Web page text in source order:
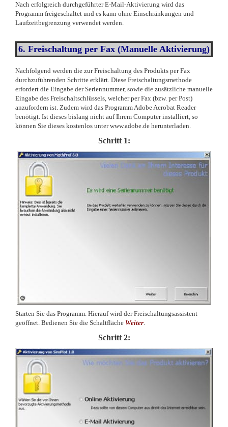
Nach erfolgreich durchgeführter E-Mail-Aktivierung wird das
Programm freigeschaltet und es kann ohne Einschränkungen und
Laufzeitbegrenzung verwendet werden.
6. Freischaltung per Fax (Manuelle Aktivierung)
Nachfolgend werden die zur Freischaltung des Produkts per Fax
durchzuführenden Schritte erklärt. Diese Freischaltungsmethode
erfordert die Eingabe der Seriennummer, sowie die zusätzliche manuelle
Eingabe des Freischaltschlüssels, welcher per Fax (bzw. per Post)
anzufordern ist. Zudem wird das Programm Adobe Acrobat Reader
benötigt. Ist dieses bislang nicht auf Ihrem Computer installiert, so
können Sie dieses kostenlos unter www.adobe.de herunterladen.
Schritt 1:
Starten Sie das Programm. Hierauf wird der Freischaltungsassistent
geöffnet. Bedienen Sie die Schaltfläche Weiter.
Schritt 2: